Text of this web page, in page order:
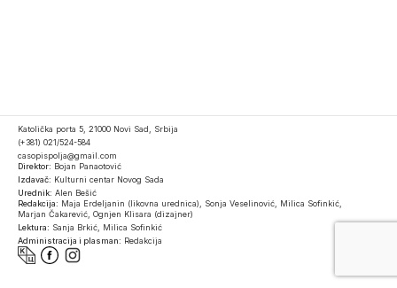
Katolička porta 5, 21000 Novi Sad, Srbija
(+381) 021/524-584
casopispolja@gmail.com
Direktor: Bojan Panaotović
Izdavač: Kulturni centar Novog Sada
Urednik: Alen Bešić
Redakcija: Maja Erdeljanin (likovna urednica), Sonja Veselinović, Milica Sofinkić,
Marjan Čakarević, Ognjen Klisara (dizajner)
Lektura: Sanja Brkić, Milica Sofinkić
Administracija i plasman: Redakcija